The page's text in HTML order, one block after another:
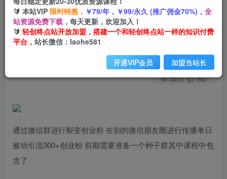
首页 创业课程 会员专属 正文
（7061期）微信群裂变单日被动引流创业粉300+
关注 私信
3272 162
通过微信群进行裂变创业粉 在别的微信朋友圈进行传播单日
被动引流300+创业粉 前期需要准备一个种子群其中课程中包
含了
🔰 本站VIP 限时特惠， ￥79/年，￥99/永久 (推广佣金70%)， 全
站资源免费下载， 每天更新，欢迎加入！
🔰 轻创终点站开放加盟，搭建一个和轻创终点站一样的知识付费
平台， 站长微信：laohe581
开通VIP会员 加盟当站长